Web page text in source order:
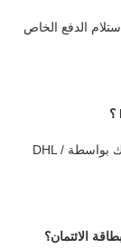
أيام عمل بعد استلام الدفع الخاص
؟
ج: بشكل عام ، سوف يستغرق الأمر 3-8 أيام إلى يدك بواسطة DHL /